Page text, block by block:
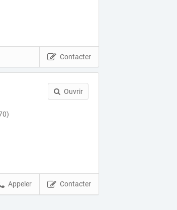
Contacter
Ouvrir
Contacter
Appeler